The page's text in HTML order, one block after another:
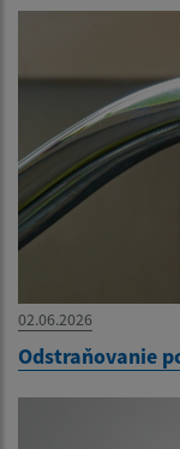
02.06.2026
Odstraňovanie